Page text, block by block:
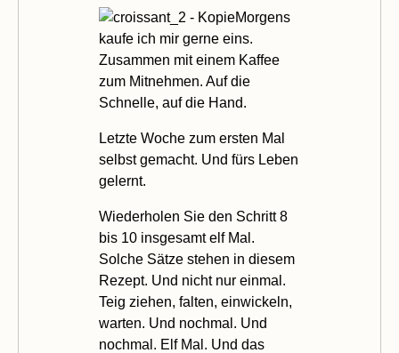
Morgens
kaufe ich mir gerne eins.
Zusammen mit einem Kaffee
zum Mitnehmen. Auf die
Schnelle, auf die Hand.
Letzte Woche zum ersten Mal
selbst gemacht. Und fürs Leben
gelernt.
Wiederholen Sie den Schritt 8
bis 10 insgesamt elf Mal.
Solche Sätze stehen in diesem
Rezept. Und nicht nur einmal.
Teig ziehen, falten, einwickeln,
warten. Und nochmal. Und
nochmal. Elf Mal. Und das